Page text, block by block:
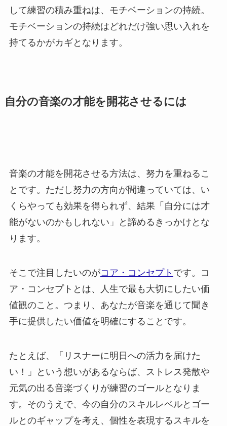
して練習の積み重ねは、モチベーションの持続。
モチベーションの持続はどれだけ強い思い入れを
持てるかがカギとなります。
自分の音楽の才能を開花させるには
音楽の才能を開花させる方法は、努力を重ねるこ
とです。ただし努力の方向が間違っていては、い
くらやっても効果を得られず、結果「自分には才
能がないのかもしれない」と諦めるきっかけとな
ります。
そこで注目したいのがコア・コンセプト です。コ
ア・コンセプトとは、人生で最も大切にしたい価
値観のこと。つまり、あなたが音楽を通じて聞き
手に提供したい価値を明確にすることです。
たとえば、「リスナーに明日への活力を届けた
い！」という想いがあるならば、ストレス発散や
元気の出る音楽づくりが練習のゴールとなりま
す。そのうえで、今の自分のスキルレベルとゴー
ルとのギャップを考え、個性を表現するスキルを